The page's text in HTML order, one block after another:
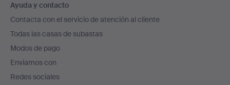
en
el
pie
de
página
Ayuda y contacto
Contacta con el servicio de atención al cliente
Todas las casas de subastas
Modos de pago
Enviamos con
Redes sociales